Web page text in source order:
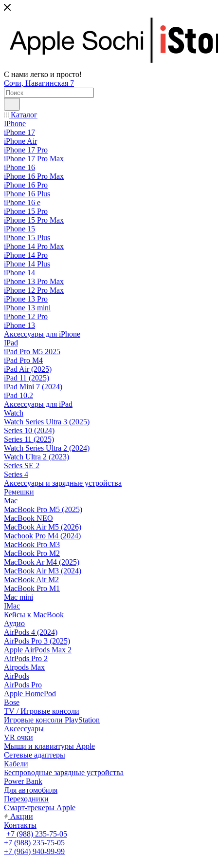
С нами легко и просто!
Сочи, Навагинская 7
Каталог
IPhone
iPhone 17
iPhone Air
iPhone 17 Pro
iPhone 17 Pro Max
iPhone 16
iPhone 16 Pro Max
iPhone 16 Pro
iPhone 16 Plus
iPhone 16 e
iPhone 15 Pro
iPhone 15 Pro Max
iPhone 15
iPhone 15 Plus
iPhone 14 Pro Max
iPhone 14 Pro
iPhone 14 Plus
iPhone 14
iPhone 13 Pro Max
iPhone 12 Pro Max
iPhone 13 Pro
iPhone 13 mini
iPhone 12 Pro
iPhone 13
Аксессуары для iPhone
IPad
iPad Pro M5 2025
iPad Pro M4
iPad Air (2025)
iPad 11 (2025)
iPad Mini 7 (2024)
iPad 10.2
Аксессуары для iPad
Watch
Watch Series Ultra 3 (2025)
Series 10 (2024)
Series 11 (2025)
Watch Series Ultra 2 (2024)
Watch Ultra 2 (2023)
Series SE 2
Series 4
Аксессуары и зарядные устройства
Ремешки
Mac
MacBook Pro M5 (2025)
MacBook NEO
MacBook Air M5 (2026)
Macbook Pro M4 (2024)
MacBook Pro M3
MacBook Pro M2
MacBook Ar M4 (2025)
MacBook Air M3 (2024)
MacBook Air M2
MacBook Pro M1
Mac mini
IMac
Кейсы к MacBook
Аудио
AirPods 4 (2024)
AirPods Pro 3 (2025)
Apple AirPods Max 2
AirPods Pro 2
Airpods Max
AirPods
AirPods Pro
Apple HomePod
Bose
TV / Игровые консоли
Игровые консоли PlayStation
Аксессуары
VR очки
Мыши и клавиатуры Apple
Сетевые адаптеры
Кабели
Беспроводные зарядные устройства
Power Bank
Для автомобиля
Переходники
Смарт-трекеры Apple
Акции
Контакты
+7 (988) 235-75-05
+7 (988) 235-75-05
+7 (964) 940-99-99